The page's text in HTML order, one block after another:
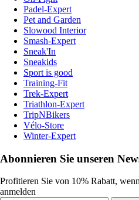
Padel-Expert
Pet and Garden
Slowood Interior
Smash-Expert
Sneak'In
Sneakids
Sport is good
Training-Fit
Trek-Expert
Triathlon-Expert
TripNBikers
Vélo-Store
Winter-Expert
Abonnieren Sie unseren
Profitieren Sie von 10% Rabatt,
anmelden